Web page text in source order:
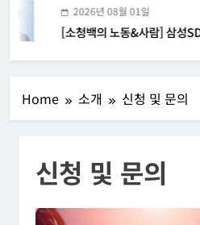
2026년 08월 01일
[소청백의 노동&사람] 삼성SDS
Home 소개 신청 및 문의
신청 및 문의